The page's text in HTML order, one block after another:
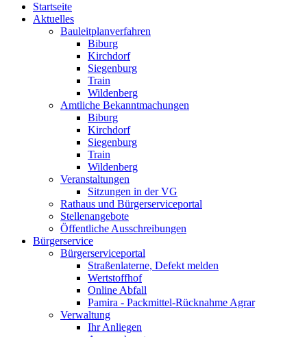
Startseite
Aktuelles
Bauleitplanverfahren
Biburg
Kirchdorf
Siegenburg
Train
Wildenberg
Amtliche Bekanntmachungen
Biburg
Kirchdorf
Siegenburg
Train
Wildenberg
Veranstaltungen
Sitzungen in der VG
Rathaus und Bürgerserviceportal
Stellenangebote
Öffentliche Ausschreibungen
Bürgerservice
Bürgerserviceportal
Straßenlaterne, Defekt melden
Wertstoffhof
Online Abfall
Pamira - Packmittel-Rücknahme Agrar
Verwaltung
Ihr Anliegen